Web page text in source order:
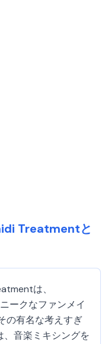
Treatmentと
は、
ークなファンメイ
の有名な考えすぎ
、音楽ミキシングを